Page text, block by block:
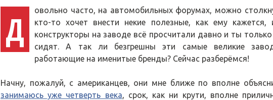
Д
овольно часто, на автомобильных форумах, можно
кто-то хочет внести некие полезные, как ему
конструкторы на заводе всё просчитали давно и ты
сидят. А так ли безгрешны эти самые великие
работающие на именитые бренды? Сейчас разберёмся!
Начну, пожалуй, с американцев, они мне ближе по вполне
занимаюсь уже четверть века, срок, как ни крути, вполне